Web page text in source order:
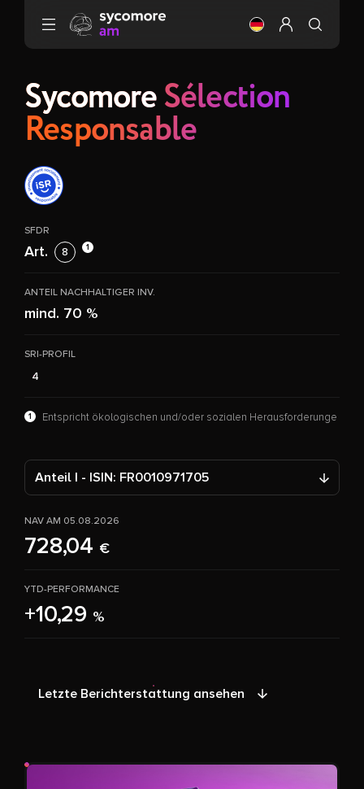
Gehen Sie zu Inhalt
Ändere dieMein Profil
Sycomore Sélection
Responsable
SFDR
Art. 8 1
ANTEIL NACHHALTIGER INV.
mind. 70 %
SRI-PROFIL
4
1 Entspricht ökologischen und/oder sozialen Herausforderunge
Anteil I - ISIN: FR0010971705
NAV AM 05.08.2026
728,04 €
YTD-PERFORMANCE
+10,29 %
Letzte Berichterstattung ansehen